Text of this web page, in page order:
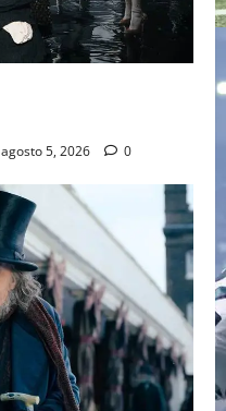
agosto 5, 2026 0